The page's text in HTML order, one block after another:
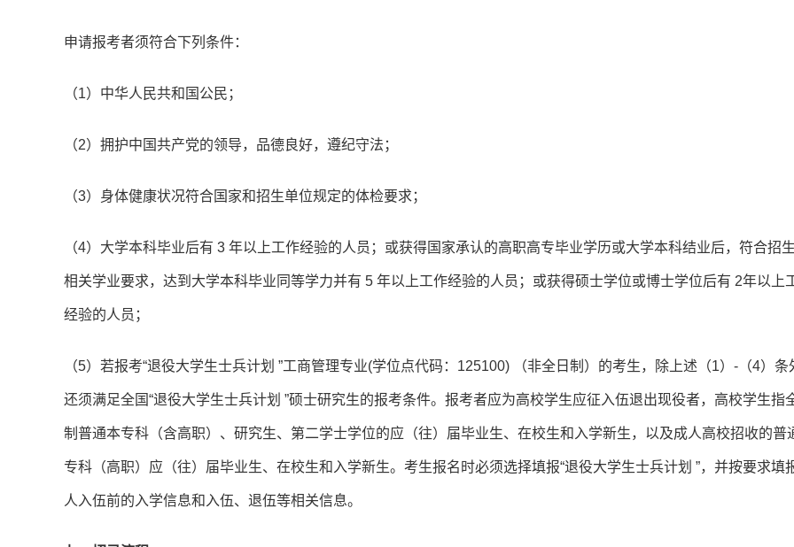
申请报考者须符合下列条件：
（1）中华人民共和国公民；
（2）拥护中国共产党的领导，品德良好，遵纪守法；
（3）身体健康状况符合国家和招生单位规定的体检要求；
（4）大学本科毕业后有 3 年以上工作经验的人员；或获得国家承认的高职高专毕业学历或大学本科结业后，符合招
相关学业要求，达到大学本科毕业同等学力并有 5 年以上工作经验的人员；或获得硕士学位或博士学位后有 2年以上
经验的人员；
（5）若报考“退役大学生士兵计划 ”工商管理专业(学位点代码：125100) （非全日制）的考生，除上述（1）-（4）条
还须满足全国“退役大学生士兵计划 ”硕士研究生的报考条件。报考者应为高校学生应征入伍退出现役者，高校学生指
制普通本专科（含高职）、研究生、第二学士学位的应（往）届毕业生、在校生和入学新生，以及成人高校招收的普
专科（高职）应（往）届毕业生、在校生和入学新生。考生报名时必须选择填报“退役大学生士兵计划 ”，并按要求填
人入伍前的入学信息和入伍、退伍等相关信息。